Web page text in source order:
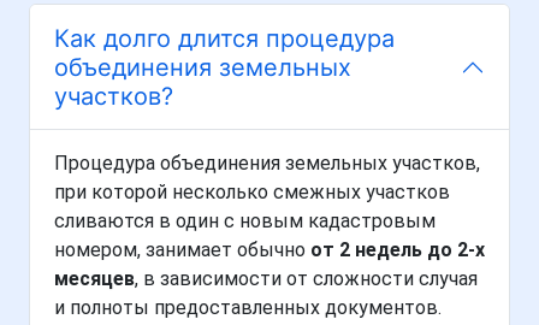
Как долго длится процедура
объединения земельных
участков?
Процедура объединения земельных участков,
при которой несколько смежных участков
сливаются в один с новым кадастровым
номером, занимает обычно от 2 недель до 2-х
месяцев, в зависимости от сложности случая
и полноты предоставленных документов.